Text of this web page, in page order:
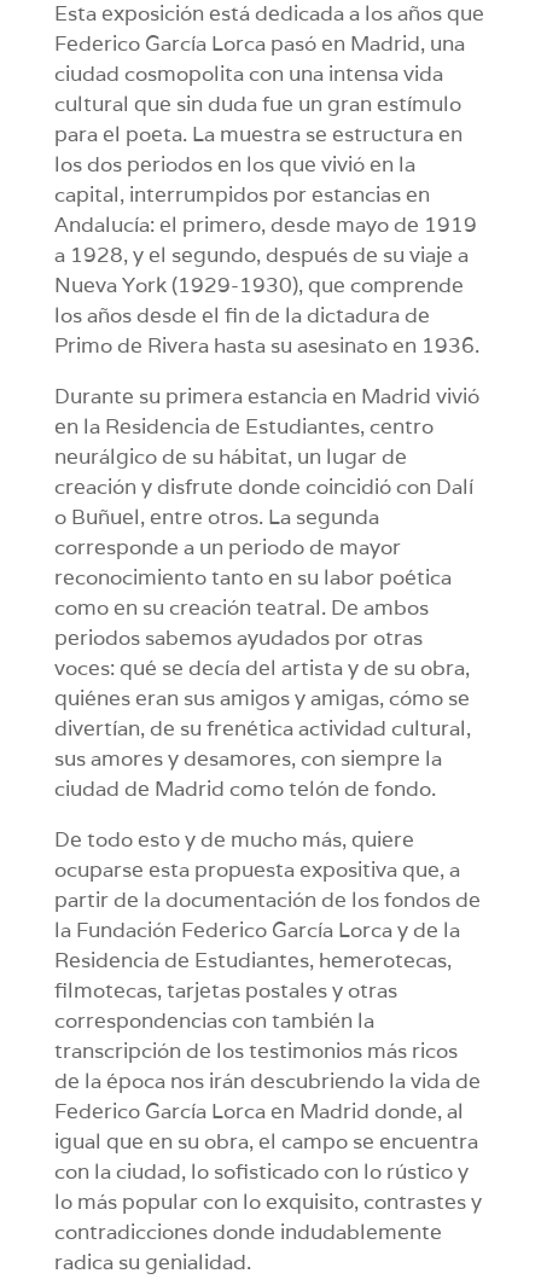
Esta exposición está dedicada a los años que
Federico García Lorca pasó en Madrid, una
ciudad cosmopolita con una intensa vida
cultural que sin duda fue un gran estímulo
para el poeta. La muestra se estructura en
los dos periodos en los que vivió en la
capital, interrumpidos por estancias en
Andalucía: el primero, desde mayo de 1919
a 1928, y el segundo, después de su viaje a
Nueva York (1929-1930), que comprende
los años desde el fin de la dictadura de
Primo de Rivera hasta su asesinato en 1936.
Durante su primera estancia en Madrid vivió
en la Residencia de Estudiantes, centro
neurálgico de su hábitat, un lugar de
creación y disfrute donde coincidió con Dalí
o Buñuel, entre otros. La segunda
corresponde a un periodo de mayor
reconocimiento tanto en su labor poética
como en su creación teatral. De ambos
periodos sabemos ayudados por otras
voces: qué se decía del artista y de su obra,
quiénes eran sus amigos y amigas, cómo se
divertían, de su frenética actividad cultural,
sus amores y desamores, con siempre la
ciudad de Madrid como telón de fondo.
De todo esto y de mucho más, quiere
ocuparse esta propuesta expositiva que, a
partir de la documentación de los fondos de
la Fundación Federico García Lorca y de la
Residencia de Estudiantes, hemerotecas,
filmotecas, tarjetas postales y otras
correspondencias con también la
transcripción de los testimonios más ricos
de la época nos irán descubriendo la vida de
Federico García Lorca en Madrid donde, al
igual que en su obra, el campo se encuentra
con la ciudad, lo sofisticado con lo rústico y
lo más popular con lo exquisito, contrastes y
contradicciones donde indudablemente
radica su genialidad.